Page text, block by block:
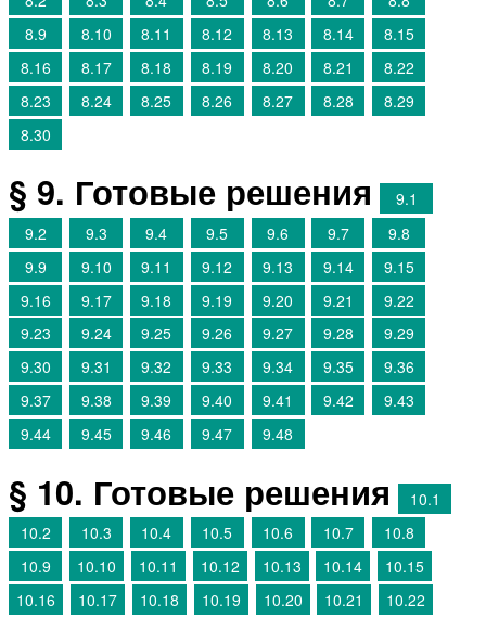
8.9
8.10 8.11 8.12 8.13 8.14
8.15
8.16
8.17 8.18 8.19 8.20 8.21
8.22
8.23
8.24 8.25 8.26 8.27 8.28
8.29
8.30
§ 9. Готовые решения
9.1
9.2
9.3 9.4 9.5 9.6 9.7
9.8
9.9
9.10 9.11 9.12 9.13 9.14
9.15
9.16
9.17 9.18 9.19 9.20 9.21
9.22
9.23
9.24 9.25 9.26 9.27 9.28
9.29
9.30
9.31 9.32 9.33 9.34 9.35
9.36
9.37
9.38 9.39 9.40 9.41 9.42
9.43
9.44
9.45 9.46 9.47 9.48
§ 10. Готовые решения
10.1
10.2
10.3 10.4 10.5 10.6 10.7
10.8
10.9
10.10 10.11 10.12 10.13 10.14
10.15
10.16
10.17 10.18 10.19 10.20 10.21
10.22